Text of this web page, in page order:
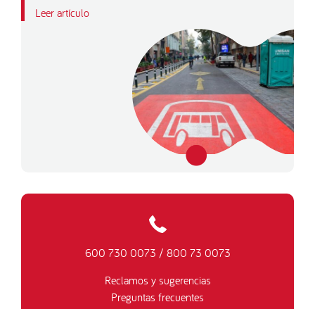
Leer artículo
600 730 0073 / 800 73 0073
Reclamos y sugerencias
Preguntas frecuentes